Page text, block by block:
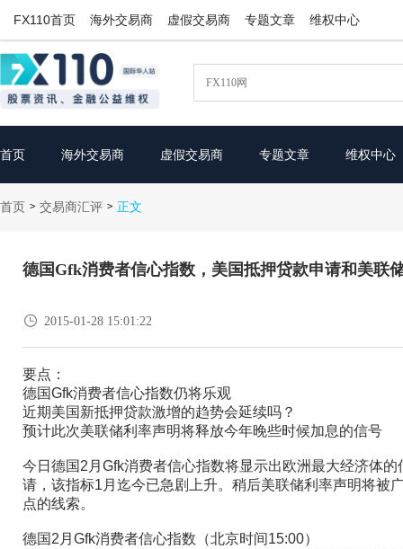
FX110首页 海外交易商 虚假交易商 专题文章 维权中心
首页 海外交易商 虚假交易商 专题文章 维权中心
首页 > 交易商汇评 > 正文
德国Gfk消费者信心指数，美国抵押贷款申请和美联
 2015-01-28 15:01:22
要点：
德国Gfk消费者信心指数仍将乐观
近期美国新抵押贷款激增的趋势会延续吗？
预计此次美联储利率声明将释放今年晚些时候加息的信号
今日德国2月Gfk消费者信心指数将显示出欧洲最大经济体
请，该指标1月迄今已急剧上升。稍后美联储利率声明将被
点的线索。
德国2月Gfk消费者信心指数（北京时间15:00）